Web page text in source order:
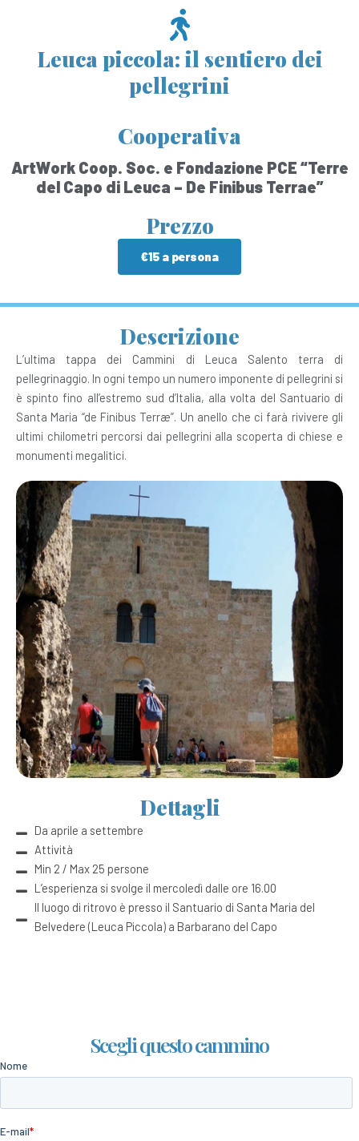
Leuca piccola: il sentiero dei
pellegrini
Cooperativa
ArtWork Coop. Soc. e Fondazione PCE “Terre
del Capo di Leuca – De Finibus Terrae”
Prezzo
€15 a persona
Descrizione
L’ultima tappa dei Cammini di Leuca Salento terra di
pellegrinaggio. In ogni tempo un numero imponente di pellegrini si
è spinto fino all’estremo sud d’Italia, alla volta del Santuario di
Santa Maria “de Finibus Terræ”. Un anello che ci farà rivivere gli
ultimi chilometri percorsi dai pellegrini alla scoperta di chiese e
monumenti megalitici.
Dettagli
Da aprile a settembre
Attività
Min 2 / Max 25 persone
L’esperienza si svolge il mercoledì dalle ore 16.00
Il luogo di ritrovo è presso il Santuario di Santa Maria del
Belvedere (Leuca Piccola) a Barbarano del Capo
Scegli questo cammino